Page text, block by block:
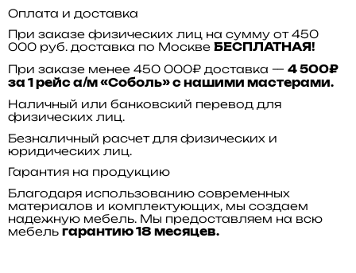
Оплата и доставка
При заказе физических лиц на сумму от 450
000 руб. доставка по Москве БЕСПЛАТНАЯ!
При заказе менее 450 000₽ доставка — 4 500₽
за 1 рейс а/м «Соболь» с нашими мастерами.
Наличный или банковский перевод для
физических лиц.
Безналичный расчет для физических и
юридических лиц.
Гарантия на продукцию
Благодаря использованию современных
материалов и комплектующих, мы создаем
надежную мебель. Мы предоставляем на всю
мебель гарантию 18 месяцев.